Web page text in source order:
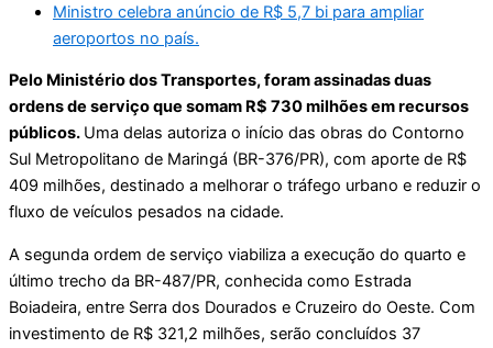
Ministro celebra anúncio de R$ 5,7 bi para ampliar
aeroportos no país.
Pelo Ministério dos Transportes, foram assinadas duas
ordens de serviço que somam R$ 730 milhões em recursos
públicos. Uma delas autoriza o início das obras do Contorno
Sul Metropolitano de Maringá (BR-376/PR), com aporte de R$
409 milhões, destinado a melhorar o tráfego urbano e reduzir o
fluxo de veículos pesados na cidade.
A segunda ordem de serviço viabiliza a execução do quarto e
último trecho da BR-487/PR, conhecida como Estrada
Boiadeira, entre Serra dos Dourados e Cruzeiro do Oeste. Com
investimento de R$ 321,2 milhões, serão concluídos 37